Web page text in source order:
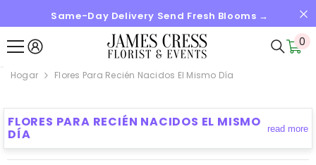
SALTAR AL CONTENIDOSame-Day Delivery Send Fresh Blooms →
0
0
Hogar Flores Para Recién Nacidos El Mismo Día
FLORES PARA RECIÉN NACIDOS EL MISMO
DÍA read more